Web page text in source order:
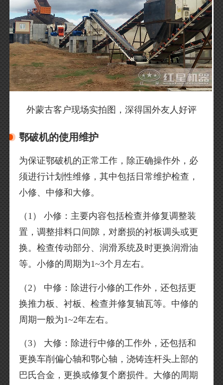
外蒙古客户现场实拍图，深得国外友人好评
鄂破机的使用维护
为保证鄂破机的正常工作，除正确操作外，必
须进行计划性维修，其中包括日常维护检查，
小修、中修和大修。
（1） 小修：主要内容包括检查并修复调整装
置，调整排料口间隙，对磨损的衬板调头或更
换。检查传动部分、润滑系统及时更换润滑油
等。小修的周期为1~3个月左右。
（2） 中修：除进行小修的工作外，还包括更
换推力板、衬板、检查并修复轴瓦等。中修的
周期一般为1~2年左右。
（3） 大修：除进行中修的工作外，还包括和
更换车削偏心轴和鄂心轴，浇铸连杆头上部的
巴氏合金，更换或修复个磨损件。大修的周期